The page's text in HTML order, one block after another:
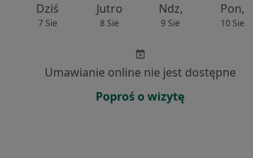
Dziś
7 Sie
Jutro
8 Sie
Ndz,
9 Sie
Pon,
10 Sie
Umawianie online nie jest dostępne
Poproś o wizytę